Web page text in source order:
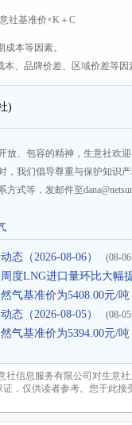
社基准价×K＋C
本等因素。
、品牌价差、区域价差等因
)
放、包容的精神，生意社欢
，我们倡导尊重与保护知识
式等，发邮件至
态（2026-08-06） (08-
周度LNG进口量环比大幅
气基准价为5408.00元/吨
态（2026-08-05） (08-
气基准价为5394.00元/吨
社信息服务有限公司对生意
，仅供读者参考。您于此